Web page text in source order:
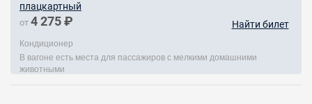
плацкартный
от 4 275 ₽ Найти билет
Кондиционер
В вагоне есть места для пассажиров с мелкими домашними
животными